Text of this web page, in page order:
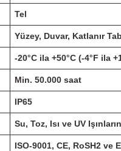
Tel
Yüzey, Duvar, Katlanır
-20°C ila +50°C (-4°F ila
Min. 50.000 saat
IP65
Su, Toz, Isı ve UV
ISO-9001, CE, RoSH2 ve